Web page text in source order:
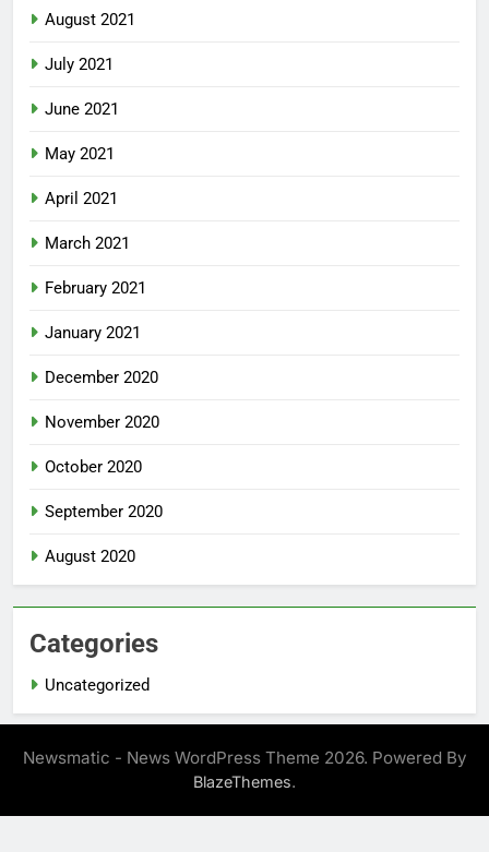
August 2021
July 2021
June 2021
May 2021
April 2021
March 2021
February 2021
January 2021
December 2020
November 2020
October 2020
September 2020
August 2020
Categories
Uncategorized
Newsmatic - News WordPress Theme 2026. Powered By
BlazeThemes.